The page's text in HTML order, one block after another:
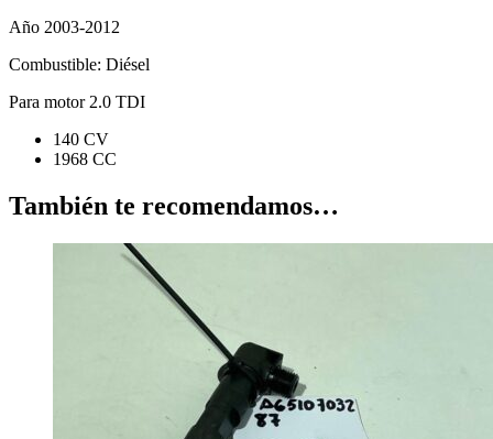
Año 2003-2012
Combustible: Diésel
Para motor 2.0 TDI
140 CV
1968 CC
También te recomendamos…